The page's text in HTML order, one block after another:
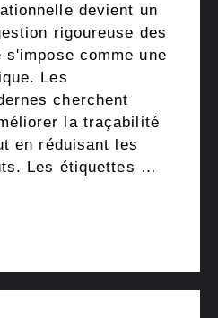
devient un
rigoureuse des
comme une
Les
cherchent
la traçabilité
en réduisant les
Les étiquettes …